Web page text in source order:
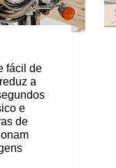
fácil de
a
e
de